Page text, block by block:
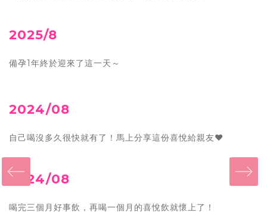
2025/8
備孕1年終於迎來了這一天～
2024/08
自己喝沒多久很快就有了！馬上分享這份喜悅給親友♥
2024/08
喝完三個月好事飲，再喝一個月的喜悅飲就懷上了！